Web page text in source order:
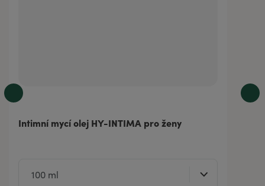
Intimní mycí olej HY-INTIMA pro ženy